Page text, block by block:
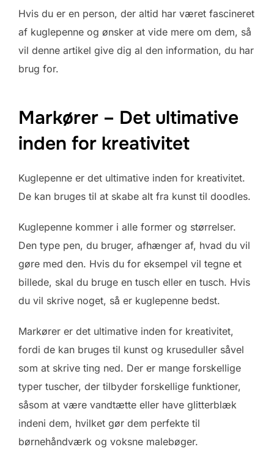
Hvis du er en person, der altid har været fascineret
af kuglepenne og ønsker at vide mere om dem, så
vil denne artikel give dig al den information, du har
brug for.
Markører – Det ultimative
inden for kreativitet
Kuglepenne er det ultimative inden for kreativitet.
De kan bruges til at skabe alt fra kunst til doodles.
Kuglepenne kommer i alle former og størrelser.
Den type pen, du bruger, afhænger af, hvad du vil
gøre med den. Hvis du for eksempel vil tegne et
billede, skal du bruge en tusch eller en tusch. Hvis
du vil skrive noget, så er kuglepenne bedst.
Markører er det ultimative inden for kreativitet,
fordi de kan bruges til kunst og kruseduller såvel
som at skrive ting ned. Der er mange forskellige
typer tuscher, der tilbyder forskellige funktioner,
såsom at være vandtætte eller have glitterblæk
indeni dem, hvilket gør dem perfekte til
børnehåndværk og voksne malebøger.